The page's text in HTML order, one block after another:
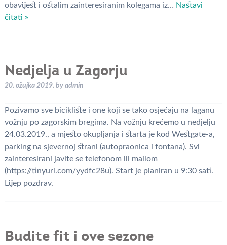
obavijest i ostalim zainteresiranim kolegama iz… Nastavi
čitati »
Nedjelja u Zagorju
20. ožujka 2019. by admin
Pozivamo sve bicikliste i one koji se tako osjećaju na laganu
vožnju po zagorskim bregima. Na vožnju krećemo u nedjelju
24.03.2019., a mjesto okupljanja i starta je kod Westgate-a,
parking na sjevernoj strani (autopraonica i fontana). Svi
zainteresirani javite se telefonom ili mailom
(https://tinyurl.com/yydfc28u). Start je planiran u 9:30 sati.
Lijep pozdrav.
Budite fit i ove sezone